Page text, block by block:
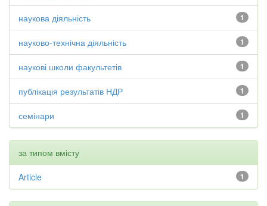
1
наукова діяльність
1
науково-технічна діяльність
1
наукові школи факультетів
1
публікація результатів НДР
1
семінари
за типом вмісту
1
Article